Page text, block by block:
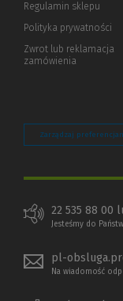
Regulamin sklepu
Polityka prywatności
Zwrot lub reklamacja
zamówienia
Zarządzaj
22 535 88 00
Jesteśmy do
pl-
Na wiadomość